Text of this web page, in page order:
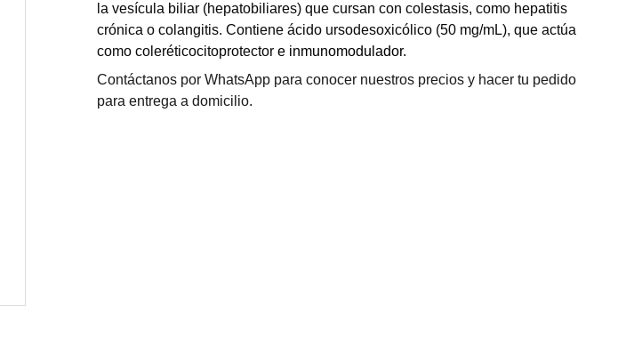
la vesícula biliar (hepatobiliares) que cursan con colestasis, como hepatitis
crónica o colangitis. Contiene ácido ursodesoxicólico (50 mg/mL), que actúa
como coleréticocitoprotector e inmunomodulador.
Contáctanos por WhatsApp para conocer nuestros precios y hacer tu pedido
para entrega a domicilio.